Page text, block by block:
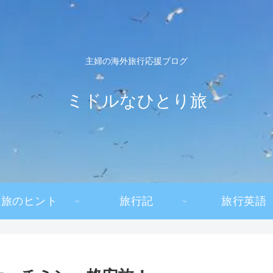
主婦の海外旅行応援ブログ
ミドルなひとり旅
旅のヒント 旅行記 旅行英語